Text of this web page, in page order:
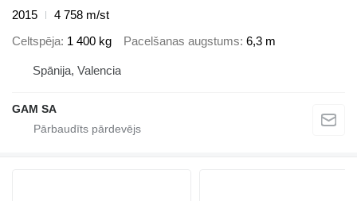
2015
4 758 m/st
Celtspēja 1 400 kg Pacelšanas augstums 6,3 m
Spānija, Valencia
GAM SA